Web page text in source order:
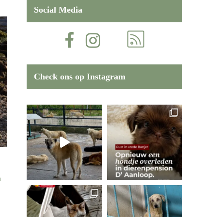
Social Media
Check ons op Instagram